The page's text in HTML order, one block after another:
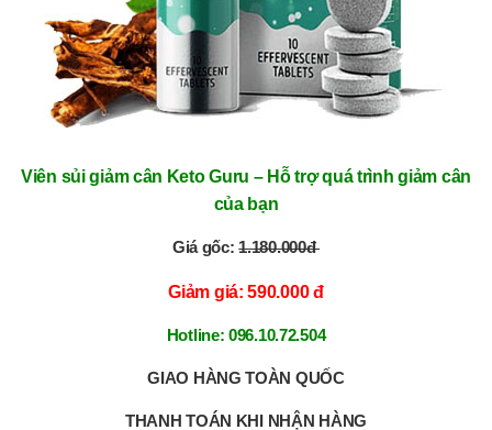
Viên sủi giảm cân Keto Guru – Hỗ trợ quá trình giảm cân
của bạn
Giá gốc:1.180.000đ
Giảm giá: 590.000 đ
Hotline: 096.10.72.504
GIAO HÀNG TOÀN QUỐC
THANH TOÁN KHI NHẬN HÀNG